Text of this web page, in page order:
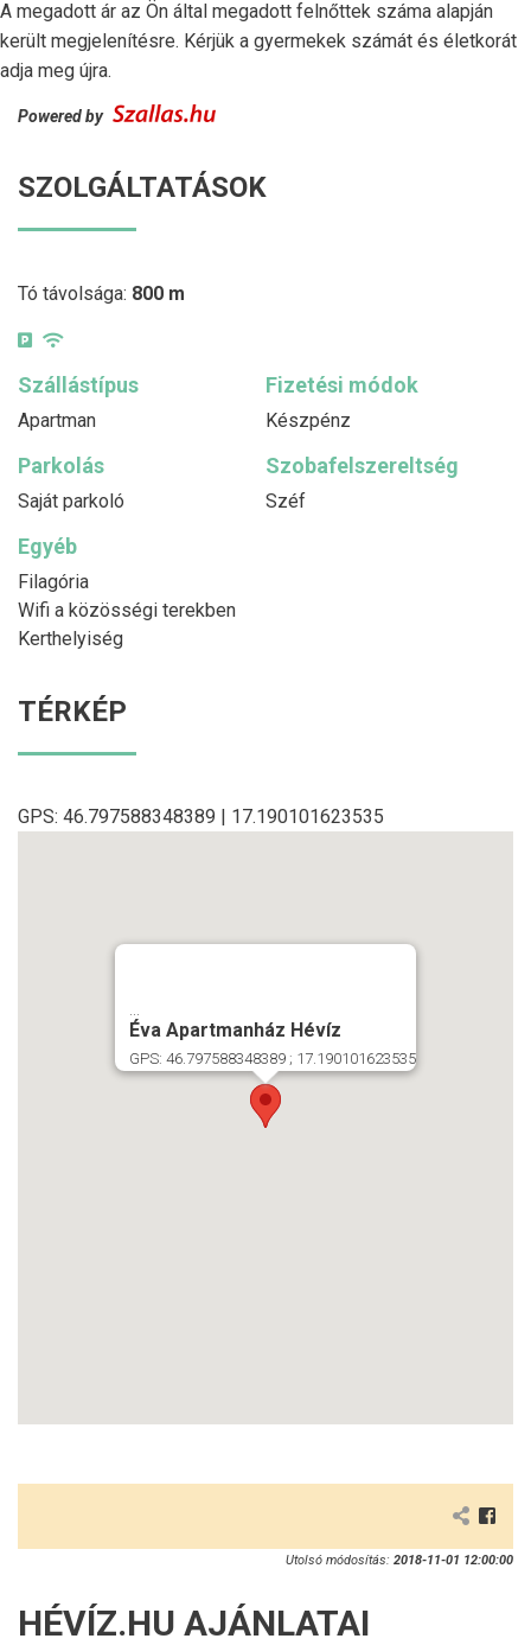
A megadott ár az Ön által megadott felnőttek száma alapján
került megjelenítésre. Kérjük a gyermekek számát és életkorát
adja meg újra.
Powered by
SZOLGÁLTATÁSOK
Tó távolsága: 800 m
Szállástípus
Apartman
Fizetési módok
Készpénz
Parkolás
Saját parkoló
Szobafelszereltség
Széf
Egyéb
Filagória
Wifi a közösségi terekben
Kerthelyiség
TÉRKÉP
GPS: 46.797588348389 | 17.190101623535
Éva Apartmanház Hévíz
GPS: 46.797588348389 ; 17.190101623535
Utolsó módosítás: 2018-11-01 12:00:00
HÉVÍZ.HU AJÁNLATAI